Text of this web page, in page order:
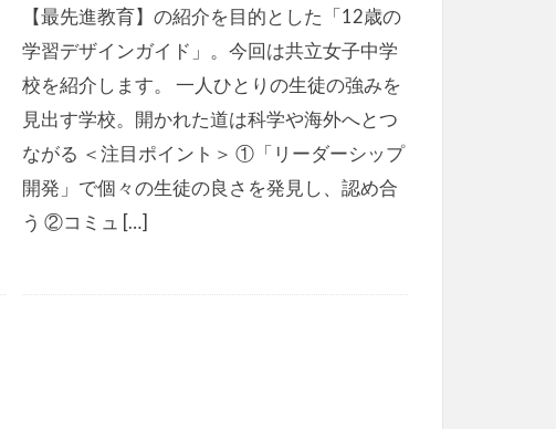
【最先進教育】の紹介を目的とした「12歳の
学習デザインガイド」。今回は共立女子中学
校を紹介します。 一人ひとりの生徒の強みを
見出す学校。開かれた道は科学や海外へとつ
ながる ＜注目ポイント＞ ①「リーダーシップ
開発」で個々の生徒の良さを発見し、認め合
う ②コミュ […]